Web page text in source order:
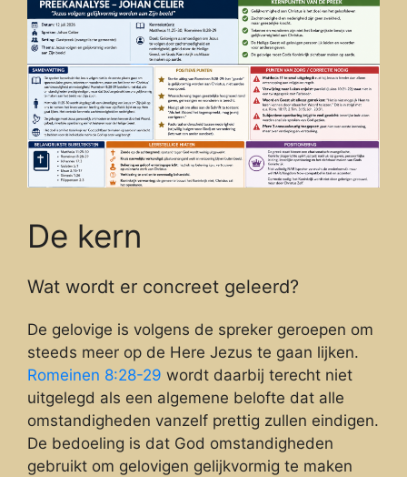
De kern
Wat wordt er concreet geleerd?
De gelovige is volgens de spreker geroepen om
steeds meer op de Here Jezus te gaan lijken.
Romeinen 8:28-29 wordt daarbij terecht niet
uitgelegd als een algemene belofte dat alle
omstandigheden vanzelf prettig zullen eindigen.
De bedoeling is dat God omstandigheden
gebruikt om gelovigen gelijkvormig te maken